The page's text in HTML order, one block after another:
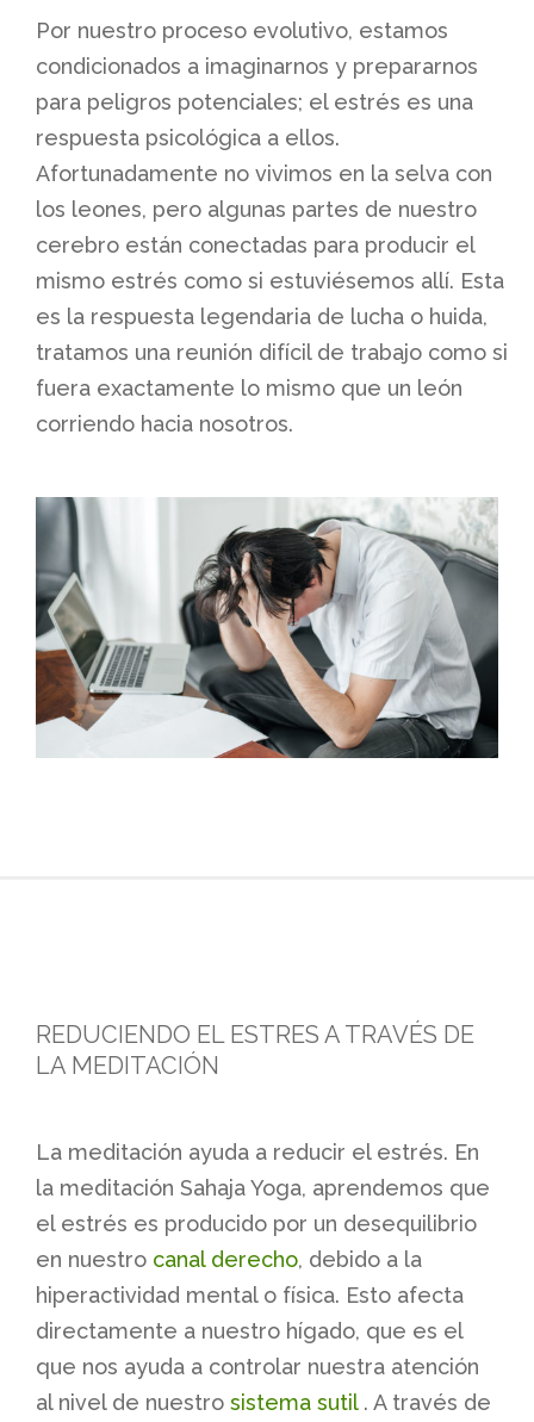
Por nuestro proceso evolutivo, estamos
condicionados a imaginarnos y prepararnos
para peligros potenciales; el estrés es una
respuesta psicológica a ellos.
Afortunadamente no vivimos en la selva con
los leones, pero algunas partes de nuestro
cerebro están conectadas para producir el
mismo estrés como si estuviésemos allí. Esta
es la respuesta legendaria de lucha o huida,
tratamos una reunión difícil de trabajo como si
fuera exactamente lo mismo que un león
corriendo hacia nosotros.
REDUCIENDO EL ESTRES A TRAVÉS DE
LA MEDITACIÓN
La meditación ayuda a reducir el estrés. En
la meditación Sahaja Yoga, aprendemos que
el estrés es producido por un desequilibrio
en nuestro canal derecho, debido a la
hiperactividad mental o física. Esto afecta
directamente a nuestro hígado, que es el
que nos ayuda a controlar nuestra atención
al nivel de nuestro sistema sutil. A través de